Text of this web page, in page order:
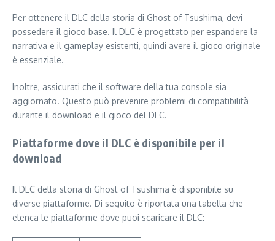
Per ottenere il DLC della storia di Ghost of Tsushima, devi
possedere il gioco base. Il DLC è progettato per espandere la
narrativa e il gameplay esistenti, quindi avere il gioco originale
è essenziale.
Inoltre, assicurati che il software della tua console sia
aggiornato. Questo può prevenire problemi di compatibilità
durante il download e il gioco del DLC.
Piattaforme dove il DLC è disponibile per il
download
Il DLC della storia di Ghost of Tsushima è disponibile su
diverse piattaforme. Di seguito è riportata una tabella che
elenca le piattaforme dove puoi scaricare il DLC: